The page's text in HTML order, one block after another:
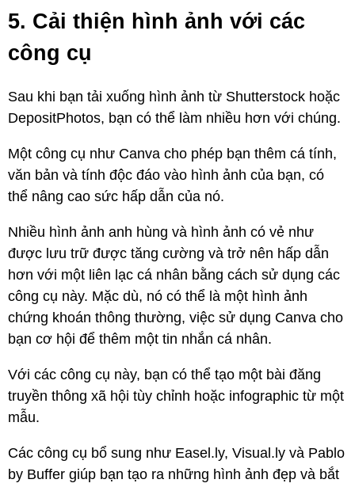
5. Cải thiện hình ảnh với các
công cụ
Sau khi bạn tải xuống hình ảnh từ Shutterstock hoặc
DepositPhotos, bạn có thể làm nhiều hơn với chúng.
Một công cụ như Canva cho phép bạn thêm cá tính,
văn bản và tính độc đáo vào hình ảnh của bạn, có
thể nâng cao sức hấp dẫn của nó.
Nhiều hình ảnh anh hùng và hình ảnh có vẻ như
được lưu trữ được tăng cường và trở nên hấp dẫn
hơn với một liên lạc cá nhân bằng cách sử dụng các
công cụ này. Mặc dù, nó có thể là một hình ảnh
chứng khoán thông thường, việc sử dụng Canva cho
bạn cơ hội để thêm một tin nhắn cá nhân.
Với các công cụ này, bạn có thể tạo một bài đăng
truyền thông xã hội tùy chỉnh hoặc infographic từ một
mẫu.
Các công cụ bổ sung như Easel.ly, Visual.ly và Pablo
by Buffer giúp bạn tạo ra những hình ảnh đẹp và bắt